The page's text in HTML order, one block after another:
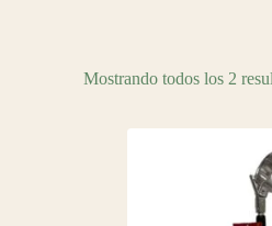
Mostrando todos los 2